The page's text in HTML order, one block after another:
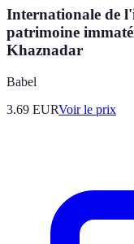
Internationale de
patrimoine
Khaznadar
Babel
3.69 EURVoir le prix